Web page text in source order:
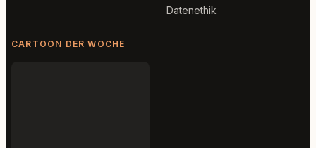
Datenethik
CARTOON DER WOCHE